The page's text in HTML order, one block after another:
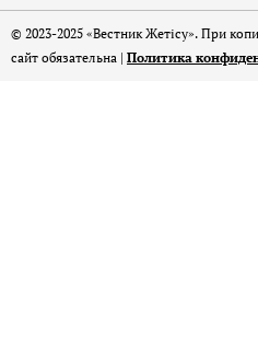
© 2023-2025 «Вестник Жетісу». При
сайт обязательна | Политика